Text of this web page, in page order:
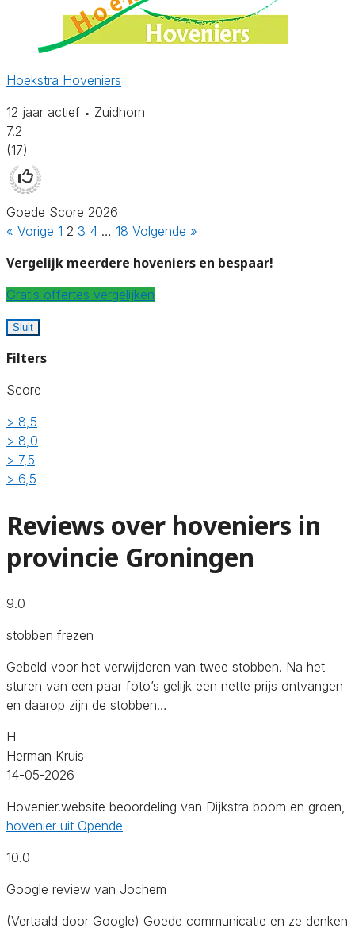
Hoekstra Hoveniers
12 jaar actief • Zuidhorn
7.2
(17)
Goede Score 2026
« Vorige 1 2 3 4 … 18 Volgende »
Vergelijk meerdere hoveniers en bespaar!
Gratis offertes vergelijken
Sluit
Filters
Score
> 8,5
> 8,0
> 7,5
> 6,5
Reviews over hoveniers in
provincie Groningen
9.0
stobben frezen
Gebeld voor het verwijderen van twee stobben. Na het
sturen van een paar foto’s gelijk een nette prijs ontvangen
en daarop zijn de stobben…
H
Herman Kruis
14-05-2026
Hovenier.website beoordeling van Dijkstra boom en groen,
hovenier uit Opende
10.0
Google review van Jochem
(Vertaald door Google) Goede communicatie en ze denken